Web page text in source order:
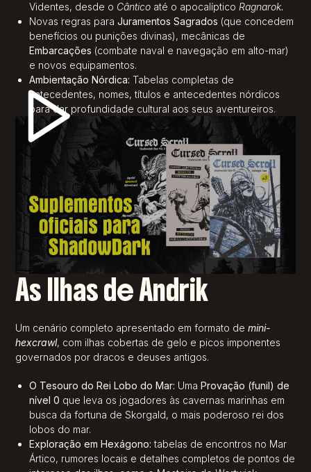
Videntes, desde o Cântico até o apocalíptico Ragnarok.
Novas regras paraJuramentos Sagrados (que concedem
benefícios ou punições divinas), mecânicas de
Embarcações (combate naval e navegação em alto-mar)
e novos equipamentos.
Ambientação Nórdica: Tabelas completas de
antecedentes, nomes, títulos e antecedentes nórdicos
para dar profundidade cultural aos seus aventureiros.
As Ilhas de Andrik
Um cenário completo apresentado em formato demini-
hexcrawl, com ilhas cobertas de gelo e picos imponentes
governados por dracos e deuses antigos.
O Tesouro do Rei Lobo do Mar: UmaProvação (funil) de
nível 0 que leva os jogadores às cavernas marinhas em
busca da fortuna de Skorgald, o mais poderoso rei dos
lobos do mar.
Exploração em Hexágono: tabelas de encontros no Mar
Ártico, rumores locais e detalhes completos de pontos de